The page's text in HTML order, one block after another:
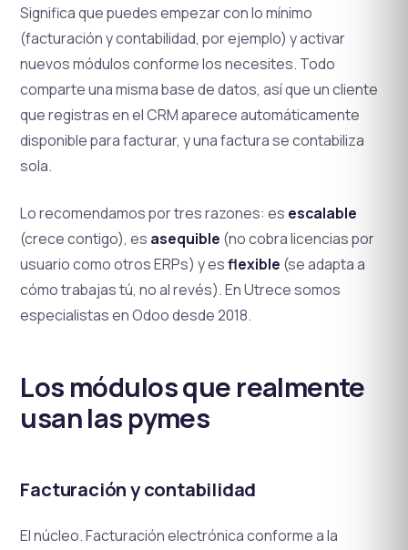
Significa que puedes empezar con lo mínimo
(facturación y contabilidad, por ejemplo) y activar
nuevos módulos conforme los necesites. Todo
comparte una misma base de datos, así que un cliente
que registras en el CRM aparece automáticamente
disponible para facturar, y una factura se contabiliza
sola.
Lo recomendamos por tres razones: es escalable
(crece contigo), es asequible (no cobra licencias por
usuario como otros ERPs) y esflexible (se adapta a
cómo trabajas tú, no al revés). En Utrece somos
especialistas en Odoo desde 2018.
Los módulos que realmente
usan las pymes
Facturación y contabilidad
El núcleo. Facturación electrónica conforme a la